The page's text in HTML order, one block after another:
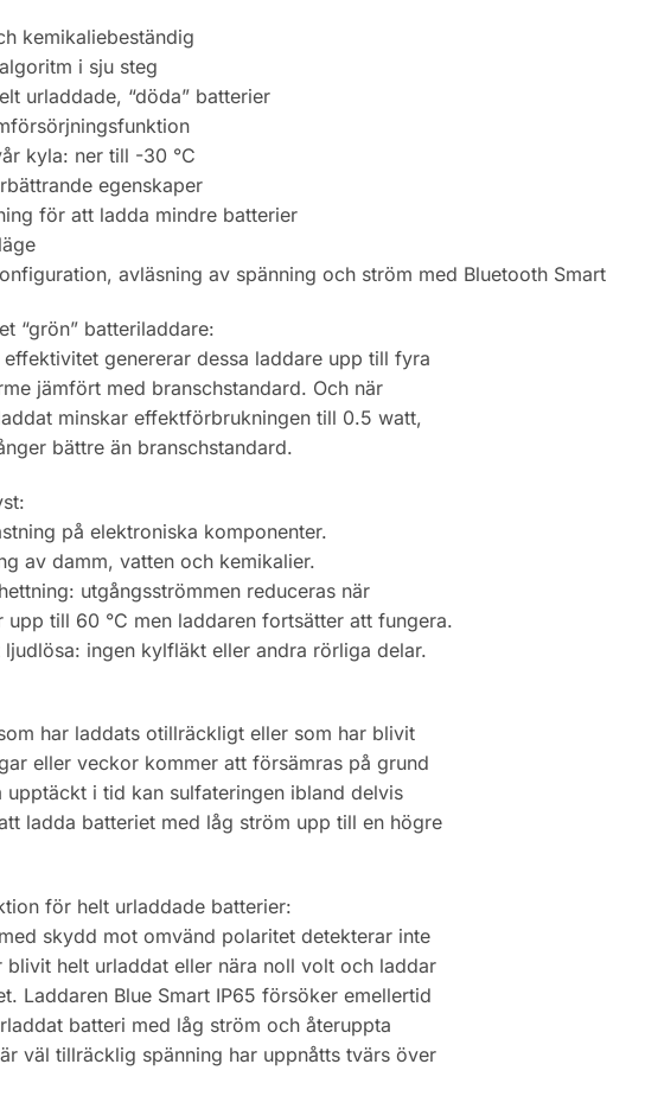
kemikaliebeständig
i sju steg
urladdade, “döda” batterier
kyla: ner till -30 °C
egenskaper
för att ladda mindre batterier
avläsning av spänning och ström med Bluetooth Smart
“grön” batteriladdare:
genererar dessa laddare upp till fyra
jämfört med branschstandard. Och när
minskar effektförbrukningen till 0.5 watt,
bättre än branschstandard.
på elektroniska komponenter.
av damm, vatten och kemikalier.
utgångsströmmen reduceras när
upp till 60 °C men laddaren fortsätter att fungera.
ljudlösa: ingen kylfläkt eller andra rörliga delar.
har laddats otillräckligt eller som har blivit
eller veckor kommer att försämras på grund
upptäckt i tid kan sulfateringen ibland delvis
ladda batteriet med låg ström upp till en högre
för helt urladdade batterier:
skydd mot omvänd polaritet detekterar inte
blivit helt urladdat eller nära noll volt och laddar
Laddaren Blue Smart IP65 försöker emellertid
batteri med låg ström och återuppta
väl tillräcklig spänning har uppnåtts tvärs över